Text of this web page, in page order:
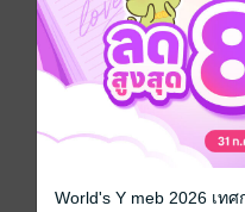
หนังสือพิมพ์กีฬาสยามรา
พ.ศ.2567
ประเภทไฟล์
ความยาว
World's Y meb 2026 เท